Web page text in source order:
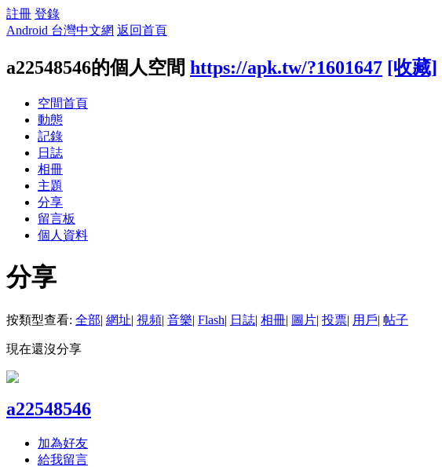
註冊 登錄
Android 台灣中文網 返回首頁
a22548546的個人空間 https://apk.tw/?1601647 [收藏]
空間首頁
動態
記錄
日誌
相冊
主題
分享
留言板
個人資料
分享
按類型查看: 全部| 網址| 視頻| 音樂| Flash| 日誌| 相冊| 圖片| 投票| 用戶| 帖子
現在還沒分享
a22548546
加為好友
給我留言